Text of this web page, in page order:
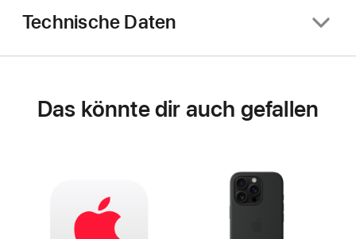
Technische Daten
Das könnte dir auch gefallen